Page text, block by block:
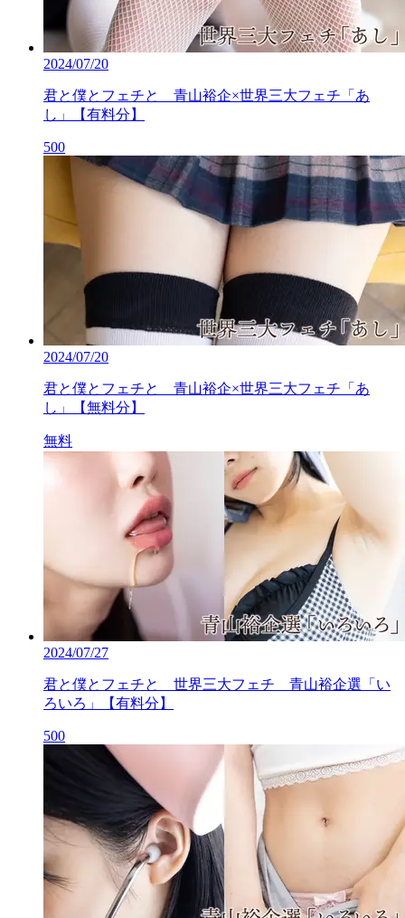
2024/07/20
君と僕とフェチと 青山裕企×世界三大フェチ「あ
し」【有料分】
500
2024/07/20
君と僕とフェチと 青山裕企×世界三大フェチ「あ
し」【無料分】
無料
2024/07/27
君と僕とフェチと 世界三大フェチ 青山裕企選「い
ろいろ」【有料分】
500